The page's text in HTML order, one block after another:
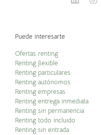
Puede interesarte
Ofertas renting
Renting flexible
Renting particulares
Renting autónomos
Renting empresas
Renting entrega inmediata
Renting sin permanencia
Renting todo incluido
Renting sin entrada